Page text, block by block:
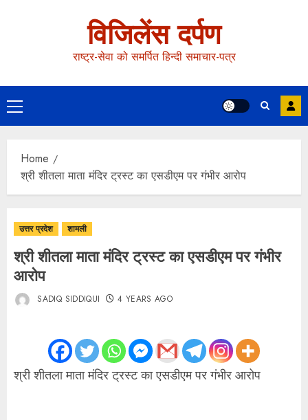
विजिलेंस दर्पण
राष्ट्र-सेवा को समर्पित हिन्दी समाचार-पत्र
Home
श्री शीतला माता मंदिर ट्रस्ट का एसडीएम पर गंभीर आरोप
उत्तर प्रदेश शामली
श्री शीतला माता मंदिर ट्रस्ट का एसडीएम पर गंभीर
आरोप
SADIQ SIDDIQUI 4 YEARS AGO
श्री शीतला माता मंदिर ट्रस्ट का एसडीएम पर गंभीर आरोप